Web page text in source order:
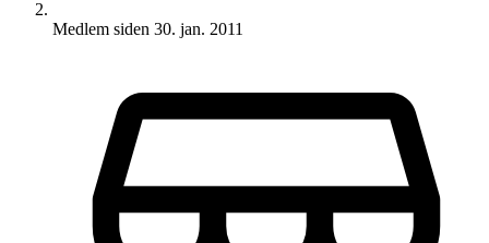
Medlem siden 30. jan. 2011